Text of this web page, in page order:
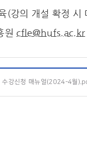
(강의 개설 확정 시
원 cfle@hufs.ac.kr
수강신청 매뉴얼(2024-4월